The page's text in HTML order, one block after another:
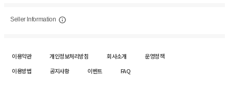
Seller Information
이용약관 개인정보처리방침 회사소개
운영정책
이용방법
공지사항 이벤트 FAQ